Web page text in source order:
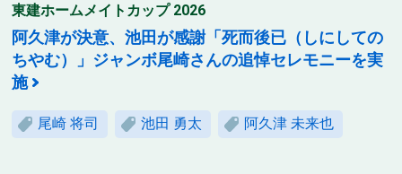
東建ホームメイトカップ 2026
阿久津が決意、池田が感謝「死而後已（しにしての
ちやむ）」ジャンボ尾崎さんの追悼セレモニーを実
施
尾崎 将司 池田 勇太 阿久津 未来也